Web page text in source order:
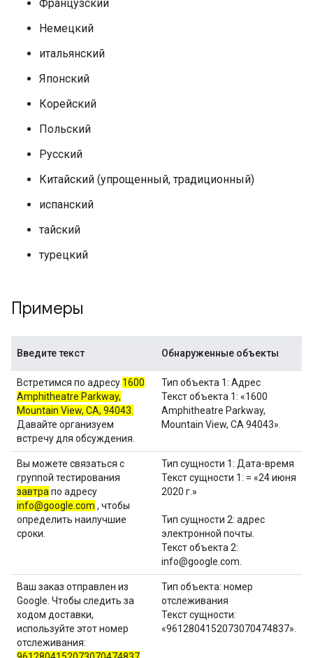
Французский
Немецкий
итальянский
Японский
Корейский
Польский
Русский
Китайский (упрощенный, традиционный)
испанский
тайский
турецкий
Примеры
Введите текст Обнаруженные объекты
Встретимся по адресу 1600
Amphitheatre Parkway,
Mountain View, CA, 94043.
Давайте организуем
встречу для обсуждения.
Тип объекта 1: Адрес
Текст объекта 1: «1600
Amphitheatre Parkway,
Mountain View, CA 94043».
Вы можете связаться с
группой тестирования
завтра по адресу
info@google.com , чтобы
определить наилучшие
сроки.
Тип сущности 1: Дата-время
Текст сущности 1: = «24 июня
2020 г.»
Тип сущности 2: адрес
электронной почты.
Текст объекта 2:
info@google.com.
Ваш заказ отправлен из
Google. Чтобы следить за
ходом доставки,
используйте этот номер
отслеживания:
Тип объекта: номер
отслеживания
Текст сущности:
«9612804152073070474837».